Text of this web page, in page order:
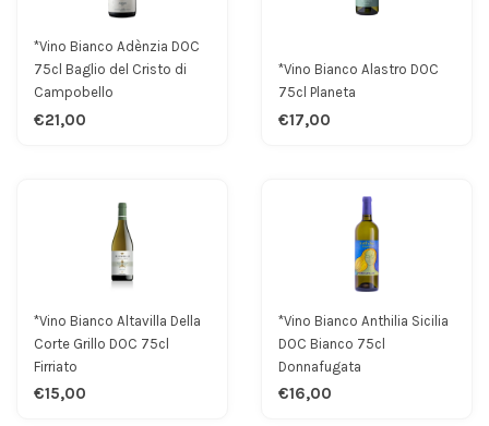
*Vino Bianco Adènzia DOC
75cl Baglio del Cristo di
Campobello
€21,00
*Vino Bianco Alastro DOC
75cl Planeta
€17,00
*Vino Bianco Altavilla Della
Corte Grillo DOC 75cl
Firriato
€15,00
*Vino Bianco Anthilia Sicilia
DOC Bianco 75cl
Donnafugata
€16,00